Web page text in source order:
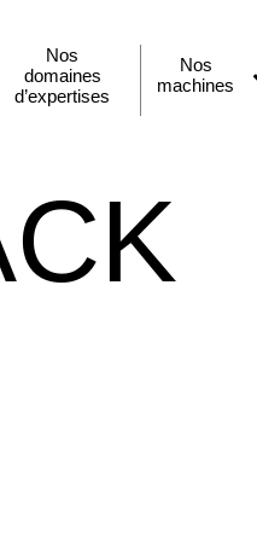
Nos
domaines
d’expertises
Nos
machines